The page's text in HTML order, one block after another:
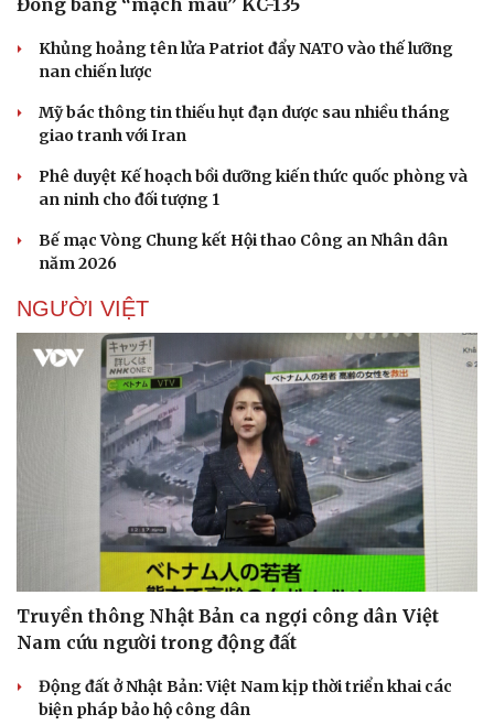
Doanh nghiệp
Thông tin doanh nghiệp
Doanh nhân
Vì cộng đồng
Công nghệ
Trải nghiệm
Khủng hoảng tên lửa Patriot đẩy NATO vào thế lưỡng
nan chiến lược
Mỹ bác thông tin thiếu hụt đạn dược sau nhiều tháng
giao tranh với Iran
Phê duyệt Kế hoạch bồi dưỡng kiến thức quốc phòng và
an ninh cho đối tượng 1
Bế mạc Vòng Chung kết Hội thao Công an Nhân dân
năm 2026
NGƯỜI VIỆT
Truyền thông Nhật Bản ca ngợi công dân Việt
Nam cứu người trong động đất
Động đất ở Nhật Bản: Việt Nam kịp thời triển khai các
biện pháp bảo hộ công dân